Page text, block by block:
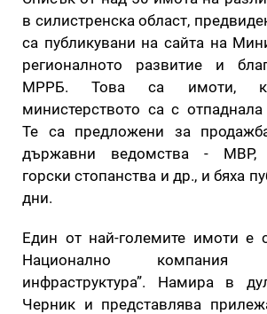
в силистренска област,
са публикувани на сайта на
регионалното развитие и
МРРБ. Това са имоти,
министерството са с
Те са предложени за
държавни ведомства - МВР,
горски стопанства и др., и бяха
дни.
Един от най-големите имоти е
Национално компания
инфраструктура”. Намира в
Черник и представлява